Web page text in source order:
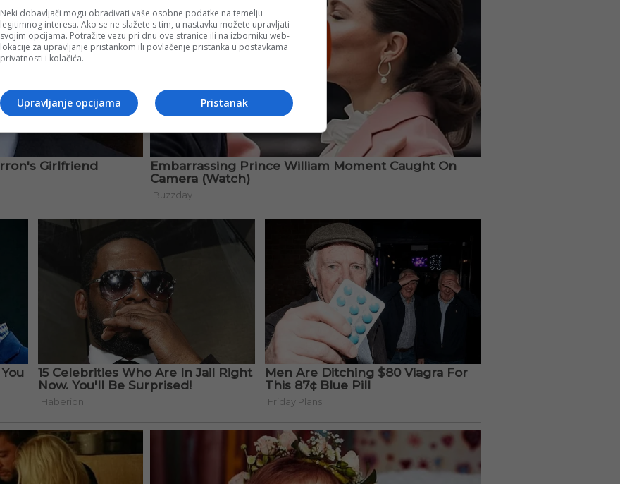
Neki dobavljači mogu obrađivati vaše osobne podatke na temelju
legitimnog interesa. Ako se ne slažete s tim, u nastavku možete upravljati
svojim opcijama. Potražite vezu pri dnu ove stranice ili na izborniku web-
lokacije za upravljanje pristankom ili povlačenje pristanka u postavkama
privatnosti i kolačića.
Pristanak
Upravljanje opcijama